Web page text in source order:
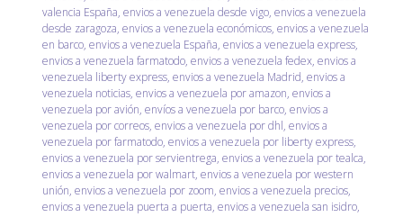
valencia España,envios a venezuela desde vigo,envios a venezuela
desde zaragoza,envios a venezuela económicos,envios a venezuela
en barco,envios a venezuela España,envios a venezuela express,
envios a venezuela farmatodo,envios a venezuela fedex,envios a
venezuela liberty express,envios a venezuela Madrid,envios a
venezuela noticias,envios a venezuela por amazon,envios a
venezuela por avión,envíos a venezuela por barco,envios a
venezuela por correos,envios a venezuela por dhl,envios a
venezuela por farmatodo,envios a venezuela por liberty express,
envios a venezuela por servientrega,envios a venezuela por tealca,
envios a venezuela por walmart,envios a venezuela por western
unión,envios a venezuela por zoom,envios a venezuela precios,
envios a venezuela puerta a puerta,envios a venezuela san isidro,